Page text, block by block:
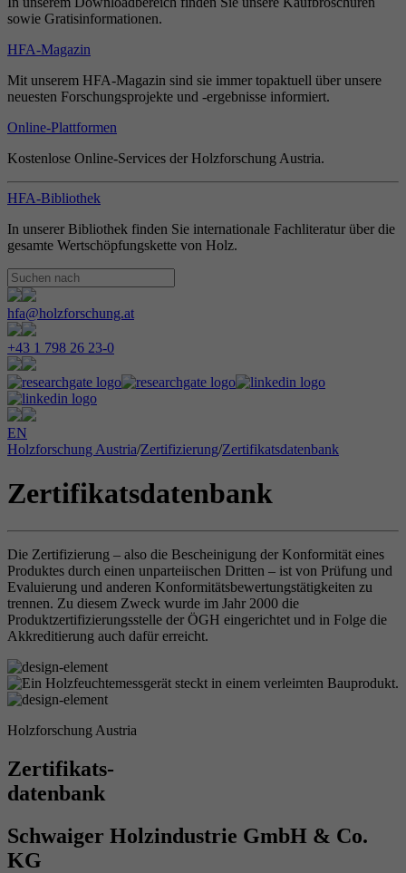
sowie Gratisinformationen.
HFA-Magazin
Mit unserem HFA-Magazin sind sie immer topaktuell über unsere
neuesten Forschungsprojekte und -ergebnisse informiert.
Online-Plattformen
Kostenlose Online-Services der Holzforschung Austria.
HFA-Bibliothek
In unserer Bibliothek finden Sie internationale Fachliteratur über die
gesamte Wertschöpfungskette von Holz.
hfa@holzforschung.at
+43 1 798 26 23-0
EN
Holzforschung Austria/Zertifizierung/Zertifikatsdatenbank
Zertifikatsdatenbank
Die Zertifizierung – also die Bescheinigung der Konformität eines
Produktes durch einen unparteiischen Dritten – ist von Prüfung und
Evaluierung und anderen Konformitätsbewertungstätigkeiten zu
trennen. Zu diesem Zweck wurde im Jahr 2000 die
Produktzertifizierungsstelle der ÖGH eingerichtet und in Folge die
Akkreditierung auch dafür erreicht.
Holzforschung Austria
Zertifikats-
datenbank
Schwaiger Holzindustrie GmbH & Co.
KG